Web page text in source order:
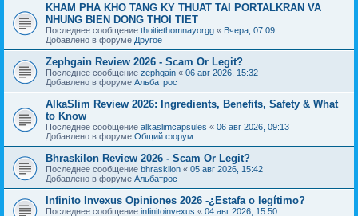
KHAM PHA KHO TANG KY THUAT TAI PORTALKRAN VA
NHUNG BIEN DONG THOI TIET
Последнее сообщение thoitiethomnayorgg « Вчера, 07:09
Добавлено в форуме Другое
Zephgain Review 2026 - Scam Or Legit?
Последнее сообщение zephgain « 06 авг 2026, 15:32
Добавлено в форуме Альбатрос
AlkaSlim Review 2026: Ingredients, Benefits, Safety & What
to Know
Последнее сообщение alkaslimcapsules « 06 авг 2026, 09:13
Добавлено в форуме Общий форум
Bhraskilon Review 2026 - Scam Or Legit?
Последнее сообщение bhraskilon « 05 авг 2026, 15:42
Добавлено в форуме Альбатрос
Infinito Invexus Opiniones 2026 -¿Estafa o legítimo?
Последнее сообщение infinitoinvexus « 04 авг 2026, 15:50